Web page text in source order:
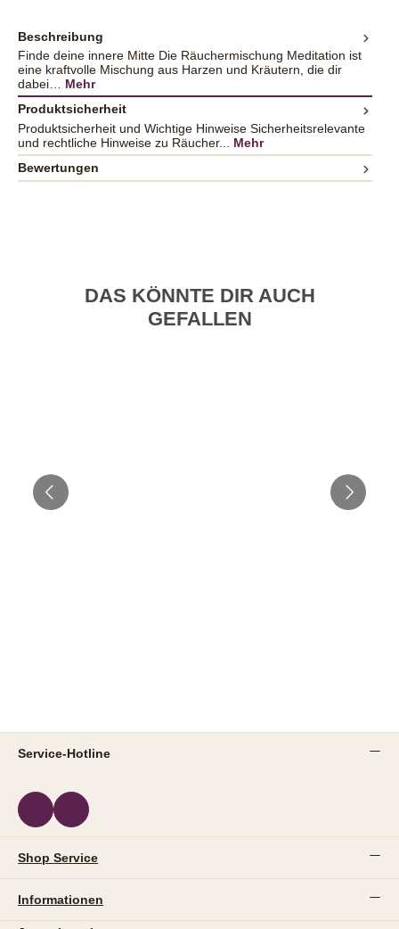
Beschreibung
Finde deine innere Mitte Die Räuchermischung Meditation ist
eine kraftvolle Mischung aus Harzen und Kräutern, die dir
dabei… Mehr
Produktsicherheit
Produktsicherheit und Wichtige Hinweise Sicherheitsrelevante
und rechtliche Hinweise zu Räucher... Mehr
Bewertungen
DAS KÖNNTE DIR AUCH
GEFALLEN
Service-Hotline
Shop Service
Informationen